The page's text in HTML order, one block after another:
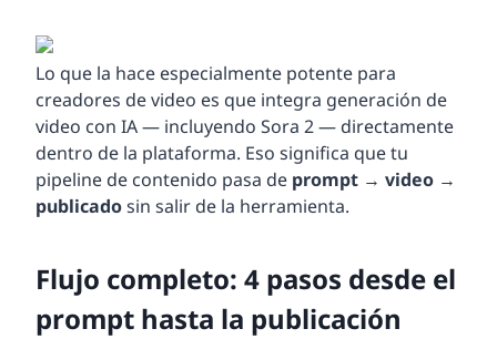
Lo que la hace especialmente potente para
creadores de video es que integra generación de
video con IA — incluyendo Sora 2 — directamente
dentro de la plataforma. Eso significa que tu
pipeline de contenido pasa de prompt → video →
publicadosin salir de la herramienta.
Flujo completo: 4 pasos desde el
prompt hasta la publicación